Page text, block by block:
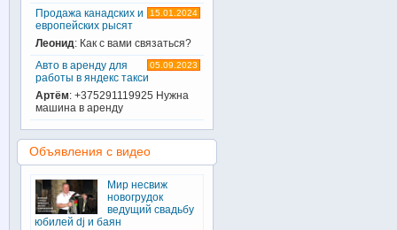
15.01.2024
Продажа канадских и
европейских рысят
Леонид: Как с вами связаться?
05.09.2023
Авто в аренду для
работы в яндекс такси
Артём: +375291119925 Нужна
машина в аренду
Объявления с видео
Мир несвиж
новогрудок
ведущий свадьбу
юбилей dj и баян